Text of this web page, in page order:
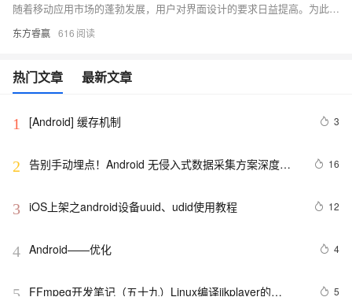
随着移动应用市场的蓬勃发展，用户对界面设计的要求日益提高。为此，掌握由Google推出的Material Design设计语言成为提升应用颜值和用户体验的关键。本文将带你深入了解Material Design的核心原则，如真实感、统一性和创新性，并通过丰富的组件库及示例代码，助你轻松打造美观且一致的应用界面。无论是色彩搭配还是动画效果，Material Design都能为你的Android应用增添无限魅力。
东方睿赢 616
热门文章 最新文章
1 [Android] 缓存机制 3
2 告别手动埋点！Android 无侵入式数据采集方案深度解
16
3 iOS上架之android设备uuid、udid使用教程 12
4 Android——优化 4
FFmpeg开发笔记（五十九）Linux编译ijkplayer的
5